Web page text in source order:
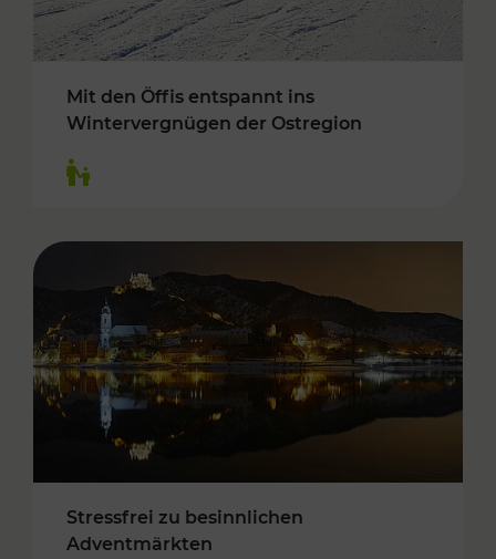
Mit den Öffis entspannt ins
Wintervergnügen der Ostregion
Stressfrei zu besinnlichen
Adventmärkten